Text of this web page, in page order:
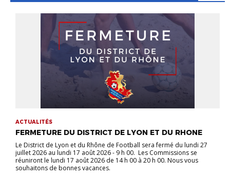
ACTUALITÉS
FERMETURE DU DISTRICT DE LYON ET DU RHONE
Le District de Lyon et du Rhône de Football sera fermé du lundi 27
juillet 2026 au lundi 17 août 2026 - 9 h 00. Les Commissions se
réuniront le lundi 17 août 2026 de 14 h 00 à 20 h 00. Nous vous
souhaitons de bonnes vacances.